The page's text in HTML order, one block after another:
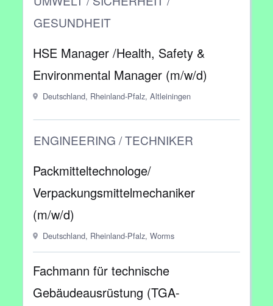
GESUNDHEIT
HSE Manager /Health, Safety &
Environmental Manager (m/w/d)
Deutschland, Rheinland-Pfalz, Altleiningen
ENGINEERING / TECHNIKER
Packmitteltechnologe/
Verpackungsmittelmechaniker
(m/w/d)
Deutschland, Rheinland-Pfalz, Worms
Fachmann für technische
Gebäudeausrüstung (TGA-